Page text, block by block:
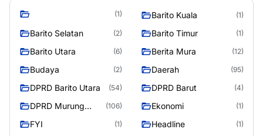
(1) Barito Kuala (1)
Barito Selatan (2) Barito Timur (1)
Barito Utara (6) Berita Mura (12)
Budaya (2) Daerah (95)
DPRD Barito Utara (54) DPRD Barut (4)
DPRD Murung
(106) Ekonomi (1)
FYI (1) Headline (1)